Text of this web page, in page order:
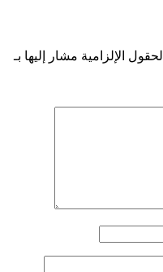
الحقول الإلزامية مشار إليها بـ